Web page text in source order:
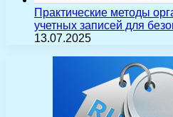
Практические методы
учетных записей для
13.07.2025